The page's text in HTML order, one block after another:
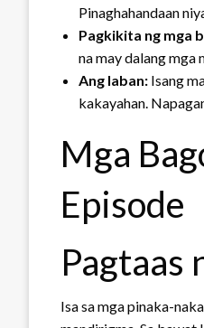
Pinaghahandaan
Pagkikita ng mga
na may dalang mga
Ang laban: Isang
kakayahan.
Mga
Episode
Pagtaas
Isa sa mga pinaka-